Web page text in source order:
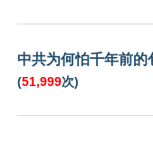
中共为何怕千年前的
(51,999次)